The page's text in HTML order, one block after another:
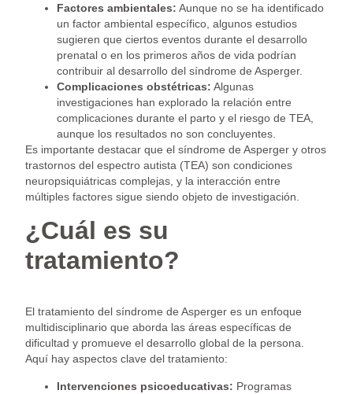
Factores ambientales: Aunque no se ha identificado
un factor ambiental específico, algunos estudios
sugieren que ciertos eventos durante el desarrollo
prenatal o en los primeros años de vida podrían
contribuir al desarrollo del síndrome de Asperger.
Complicaciones obstétricas: Algunas
investigaciones han explorado la relación entre
complicaciones durante el parto y el riesgo de TEA,
aunque los resultados no son concluyentes.
Es importante destacar que el síndrome de Asperger y otros
trastornos del espectro autista (TEA) son condiciones
neuropsiquiátricas complejas, y la interacción entre
múltiples factores sigue siendo objeto de investigación.
¿Cuál es su
tratamiento?
El tratamiento del síndrome de Asperger es un enfoque
multidisciplinario que aborda las áreas específicas de
dificultad y promueve el desarrollo global de la persona.
Aquí hay aspectos clave del tratamiento:
Intervenciones psicoeducativas: Programas